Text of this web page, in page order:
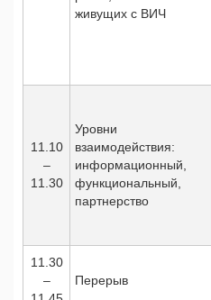
живущих с ВИЧ
11.10
–
11.30
Уровни
взаимодействия:
информационный,
функциональный,
партнерство
11.30
–
Перерыв